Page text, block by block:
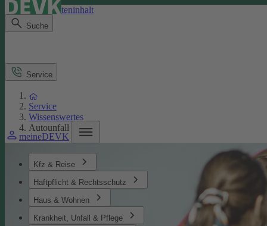
Direkt zum Seiteninhalt
Suche
meineDEVK
Kfz & Reise
Haftpflicht & Rechtsschutz
Haus & Wohnen
Krankheit, Unfall & Pflege
Service
Service
Wissenswertes
Autounfall